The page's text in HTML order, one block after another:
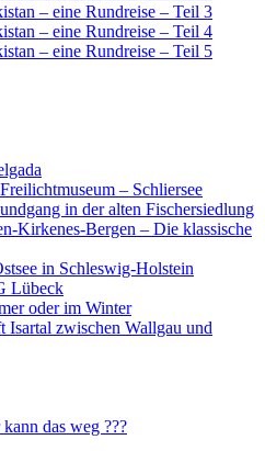
– eine Rundreise – Teil 3
– eine Rundreise – Teil 4
– eine Rundreise – Teil 5
– Schliersee
in der alten Fischersiedlung
Kirkenes-Bergen – Die klassische
in Schleswig-Holstein
Lübeck
oder im Winter
Isartal zwischen Wallgau und
das weg ???